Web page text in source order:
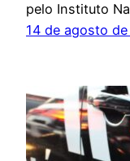
pelo Instituto
14 de agosto